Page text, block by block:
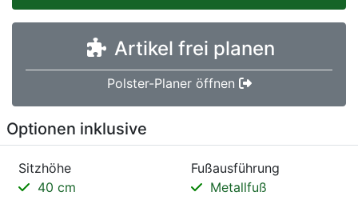
Artikel frei planen
Polster-Planer öffnen
Optionen inklusive
Sitzhöhe
40 cm
Fußausführung
Metallfuß